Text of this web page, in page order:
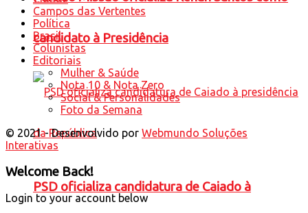
candidato à Presidência
PSD oficializa candidatura de Caiado à
Campos das Vertentes
Política
Brasil
Colunistas
Editoriais
Mulher & Saúde
Nota 10 & Nota Zero
Social & Personalidades
Foto da Semana
© 2021 - Desenvolvido por Webmundo Soluções
Interativas
Welcome Back!
Login to your account below